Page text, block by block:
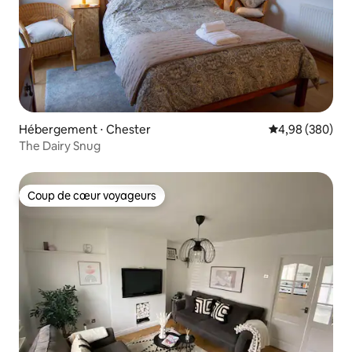
Hébergement ⋅ Chester Évaluation
4,98 (380)
The Dairy Snug
Coup de cœur voyageurs
Coup de cœur voyageurs